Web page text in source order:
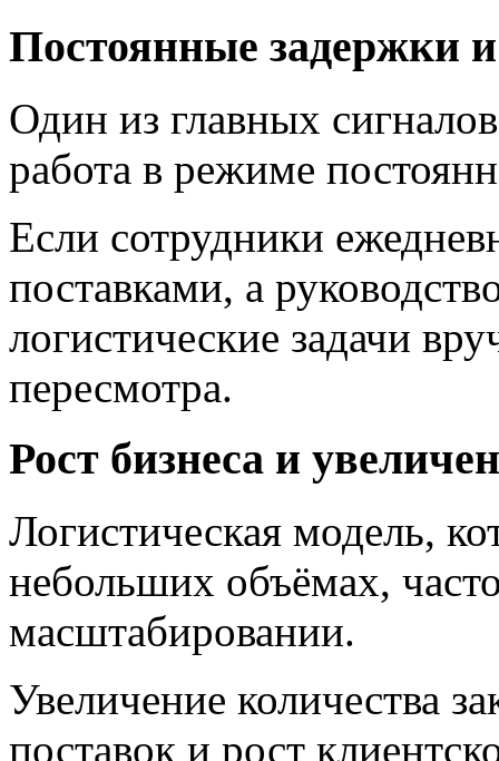
Постоянные задержки
Один из главных
работа в режиме
Если сотрудники
поставками, а
логистические задачи
пересмотра.
Рост бизнеса и
Логистическая модель,
небольших объёмах,
масштабировании.
Увеличение количества
поставок и рост